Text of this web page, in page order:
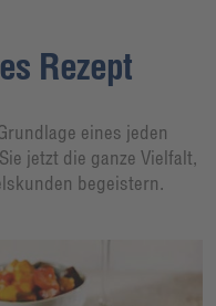
Rezept
eines jeden
jetzt die ganze Vielfalt,
begeistern.